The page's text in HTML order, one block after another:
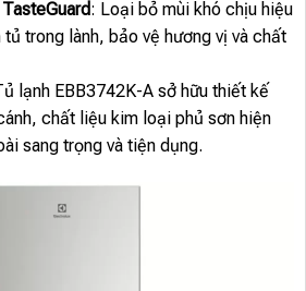
: Loại bỏ mùi khó chịu hiệu
trong lành, bảo vệ hương vị và chất
lạnh EBB3742K-A sở hữu thiết kế
chất liệu kim loại phủ sơn hiện
sang trọng và tiện dụng.